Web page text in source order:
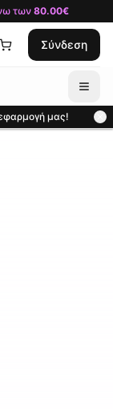
των 80.00€
Σύνδεση
μας!